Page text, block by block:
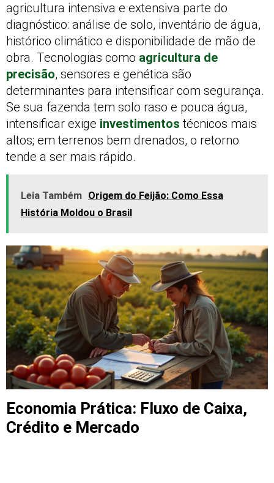
agricultura intensiva e extensiva parte do
diagnóstico: análise de solo, inventário de água,
histórico climático e disponibilidade de mão de
obra. Tecnologias como agricultura de
precisão, sensores e genética são
determinantes para intensificar com segurança.
Se sua fazenda tem solo raso e pouca água,
intensificar exige investimentos técnicos mais
altos; em terrenos bem drenados, o retorno
tende a ser mais rápido.
Leia Também Origem do Feijão: Como Essa
História Moldou o Brasil
Economia Prática: Fluxo de Caixa,
Crédito e Mercado